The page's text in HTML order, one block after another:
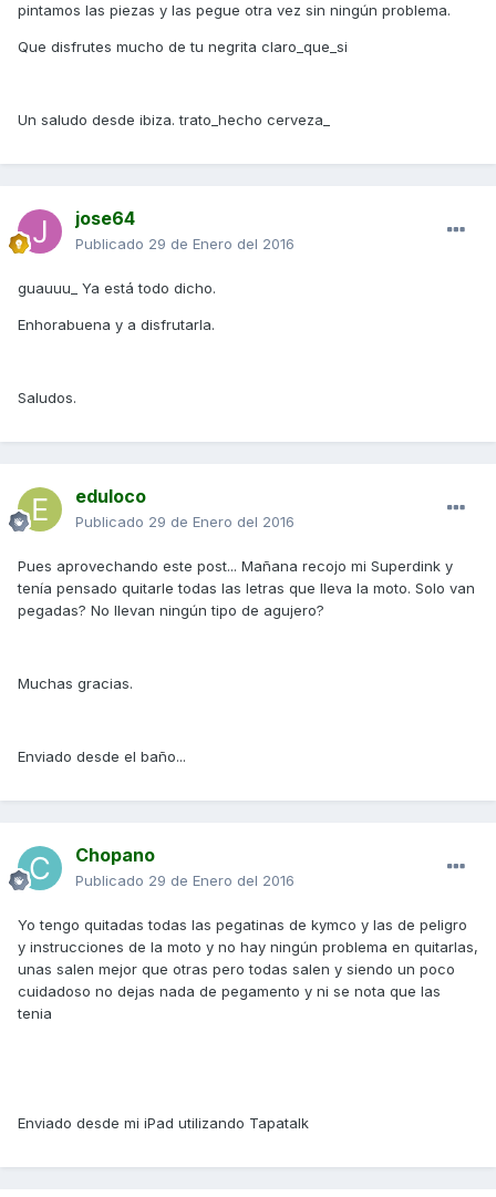
pintamos las piezas y las pegue otra vez sin ningún problema.
Que disfrutes mucho de tu negrita claro_que_si
Un saludo desde ibiza. trato_hecho cerveza_
jose64
Publicado 29 de Enero del 2016
guauuu_ Ya está todo dicho.
Enhorabuena y a disfrutarla.
Saludos.
eduloco
Publicado 29 de Enero del 2016
Pues aprovechando este post... Mañana recojo mi Superdink y
tenía pensado quitarle todas las letras que lleva la moto. Solo van
pegadas? No llevan ningún tipo de agujero?
Muchas gracias.
Enviado desde el baño...
Chopano
Publicado 29 de Enero del 2016
Yo tengo quitadas todas las pegatinas de kymco y las de peligro
y instrucciones de la moto y no hay ningún problema en quitarlas,
unas salen mejor que otras pero todas salen y siendo un poco
cuidadoso no dejas nada de pegamento y ni se nota que las
tenia
Enviado desde mi iPad utilizando Tapatalk